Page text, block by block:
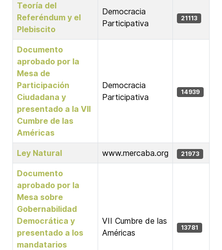
Teoría del
Referéndum y el
Plebiscito
Democracia
Participativa
21113
Documento
aprobado por la
Mesa de
Participación
Ciudadana y
presentado a la VII
Cumbre de las
Américas
Democracia
Participativa
14939
Ley Natural www.mercaba.org 21973
Documento
aprobado por la
Mesa sobre
Gobernabilidad
Democrática y
presentado a los
mandatarios
VII Cumbre de las
Américas
13781